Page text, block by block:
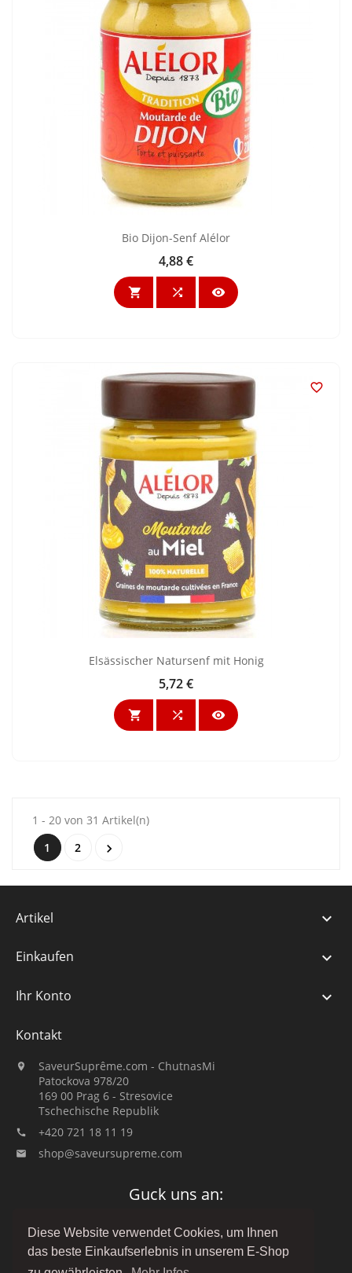
Diese Website verwendet Cookies, um Ihnen
das beste Einkaufserlebnis in unserem E-Shop
Bio Dijon-Senf Alélor
Preis
4,88 €
  

Elsässischer Natursenf mit Honig
Preis
5,72 €
  
1 - 20 von 31 Artikel(n)
1
2 
Artikel 
Einkaufen 
Ihr Konto 
Kontakt

SaveurSuprême.com - ChutnasMi
Patockova 978/20
169 00 Prag 6 - Stresovice
Tschechische Republik
 +420 721 18 11 19
 shop@saveursupreme.com
Guck uns an: